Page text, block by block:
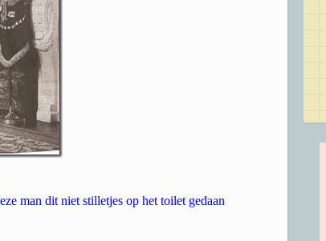
man dit niet stilletjes op het toilet gedaan